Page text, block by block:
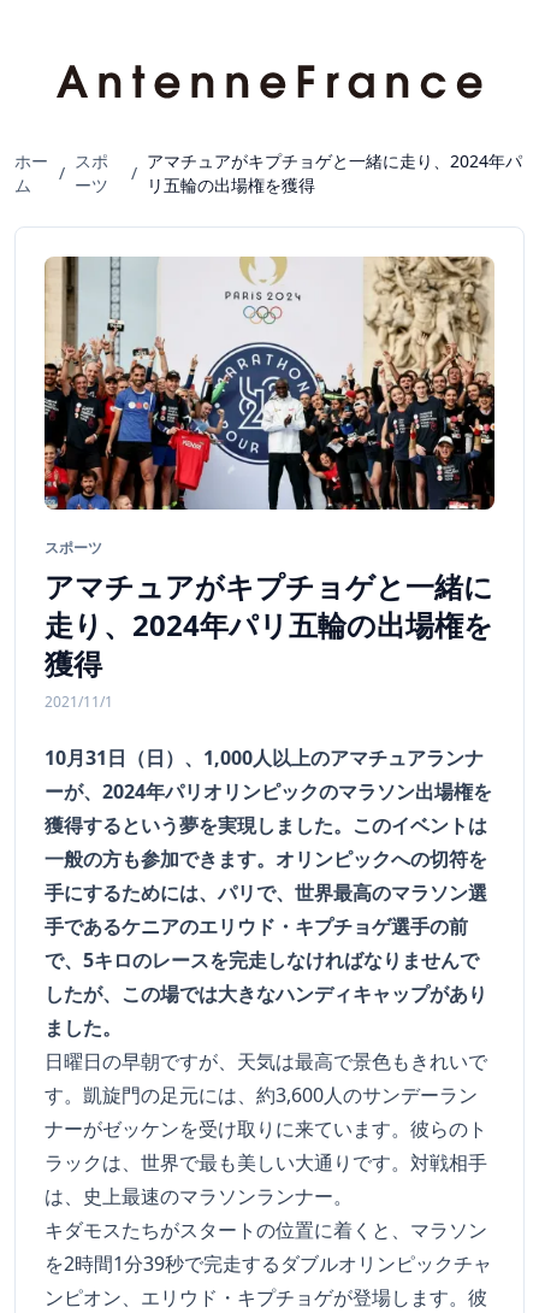
ホー
ム
/
スポ
ーツ
/
アマチュアがキプチョゲと一緒に走り、2024年パ
リ五輪の出場権を獲得
スポーツ
アマチュアがキプチョゲと一緒に
走り、2024年パリ五輪の出場権を
獲得
2021/11/1
10月31日（日）、1,000人以上のアマチュアランナ
ーが、2024年パリオリンピックのマラソン出場権を
獲得するという夢を実現しました。このイベントは
一般の方も参加できます。オリンピックへの切符を
手にするためには、パリで、世界最高のマラソン選
手であるケニアのエリウド・キプチョゲ選手の前
で、5キロのレースを完走しなければなりませんで
したが、この場では大きなハンディキャップがあり
ました。
日曜日の早朝ですが、天気は最高で景色もきれいで
す。凱旋門の足元には、約3,600人のサンデーラン
ナーがゼッケンを受け取りに来ています。彼らのト
ラックは、世界で最も美しい大通りです。対戦相手
は、史上最速のマラソンランナー。
キダモスたちがスタートの位置に着くと、マラソン
を2時間1分39秒で完走するダブルオリンピックチャ
ンピオン、エリウド・キプチョゲが登場します。彼